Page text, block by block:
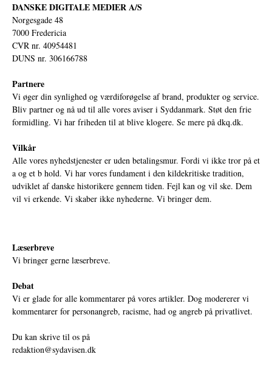
DANSKE DIGITALE MEDIER A/S
Norgesgade 48
7000 Fredericia
CVR nr. 40954481
DUNS nr. 306166788
Partnere
Vi øger din synlighed og værdiforøgelse af brand, produkter og service.
Bliv partner og nå ud til alle vores aviser i Syddanmark. Støt den frie
formidling. Vi har friheden til at blive klogere. Se mere på dkq.dk.
Vilkår
Alle vores nyhedstjenester er uden betalingsmur. Fordi vi ikke tror på et
a og et b hold. Vi har vores fundament i den kildekritiske tradition,
udviklet af danske historikere gennem tiden. Fejl kan og vil ske. Dem
vil vi erkende. Vi skaber ikke nyhederne. Vi bringer dem.
Læserbreve
Vi bringer gerne læserbreve.
Debat
Vi er glade for alle kommentarer på vores artikler. Dog modererer vi
kommentarer for personangreb, racisme, had og angreb på privatlivet.
Du kan skrive til os på
redaktion@sydavisen.dk